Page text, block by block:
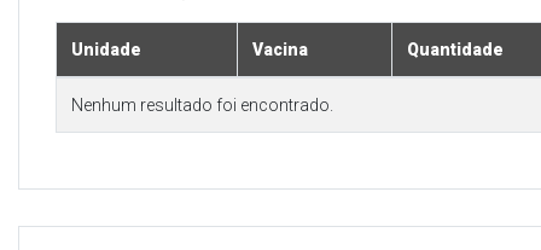
Unidade Vacina Quantidade
Nenhum resultado foi encontrado.